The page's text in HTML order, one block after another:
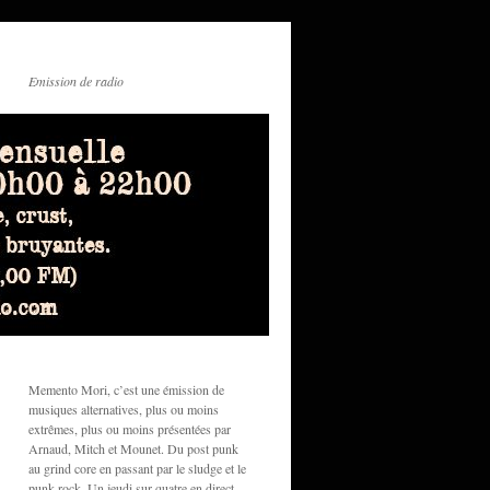
Emission de radio
Memento Mori, c’est une émission de
musiques alternatives, plus ou moins
extrêmes, plus ou moins présentées par
Arnaud, Mitch et Mounet. Du post punk
au grind core en passant par le sludge et le